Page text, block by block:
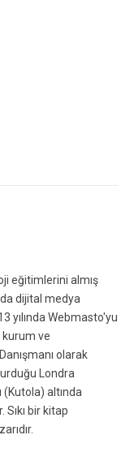
eğitimlerini almış
dijital medya
yılında Webmasto'yu
kurum ve
olarak
Londra
altında
Sıkı bir kitap